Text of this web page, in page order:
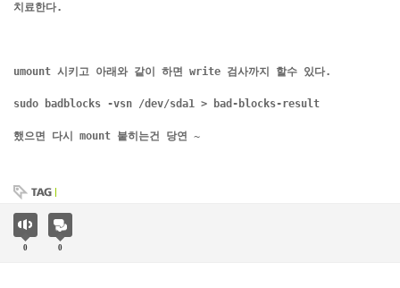
치료한다.
umount 시키고 아래와 같이 하면 write 검사까지 할수 있다.
sudo badblocks -vsn /dev/sda1 > bad-blocks-result
했으면 다시 mount 붙히는건 당연 ~
0 0